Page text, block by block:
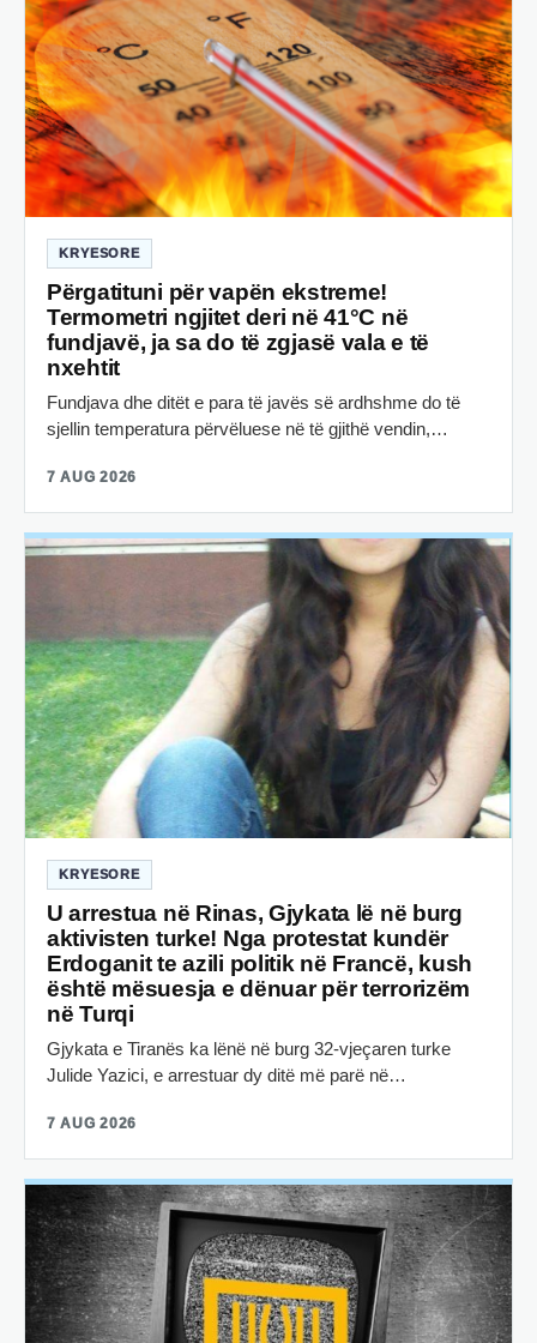
KRYESORE
Përgatituni për vapën ekstreme!
Termometri ngjitet deri në 41°C në
fundjavë, ja sa do të zgjasë vala e të
nxehtit
Fundjava dhe ditët e para të javës së ardhshme do të
sjellin temperatura përvëluese në të gjithë vendin,…
7 AUG 2026
KRYESORE
U arrestua në Rinas, Gjykata lë në burg
aktivisten turke! Nga protestat kundër
Erdoganit te azili politik në Francë, kush
është mësuesja e dënuar për terrorizëm
në Turqi
Gjykata e Tiranës ka lënë në burg 32-vjeçaren turke
Julide Yazici, e arrestuar dy ditë më parë në…
7 AUG 2026